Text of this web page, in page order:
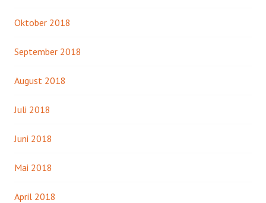
Oktober 2018
September 2018
August 2018
Juli 2018
Juni 2018
Mai 2018
April 2018